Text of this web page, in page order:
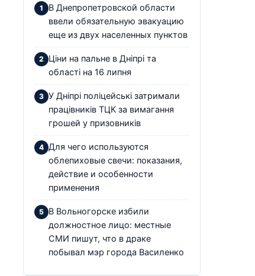
В Днепропетровской области
ввели обязательную эвакуацию
еще из двух населенных пунктов
Ціни на пальне в Дніпрі та
області на 16 липня
У Дніпрі поліцейські затримали
працівників ТЦК за вимагання
грошей у призовників
Для чего используются
облепиховые свечи: показания,
действие и особенности
применения
В Вольногорске избили
должностное лицо: местные
СМИ пишут, что в драке
побывал мэр города Василенко